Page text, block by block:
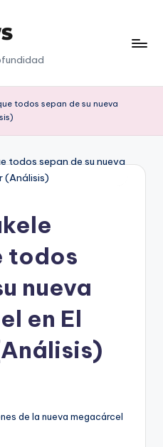
todos sepan de su nueva
todos
nueva
en El
de la nueva megacárcel